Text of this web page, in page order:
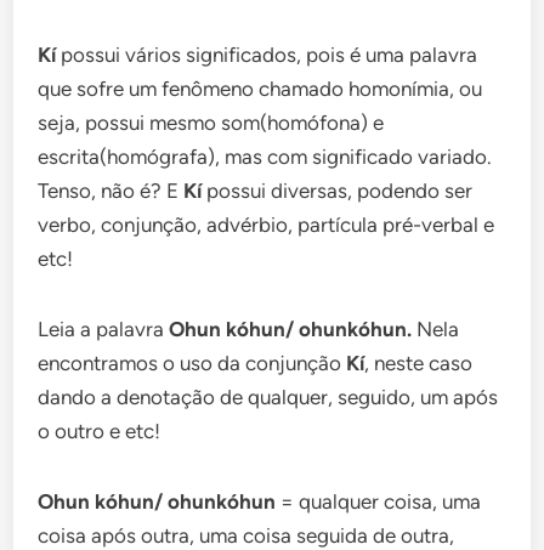
Kípossui vários significados, pois é uma palavra
que sofre um fenômeno chamado homonímia, ou
seja, possui mesmo som(homófona) e
escrita(homógrafa), mas com significado variado.
Tenso, não é? E Kípossui diversas, podendo ser
verbo, conjunção, advérbio, partícula pré-verbal e
etc!
Leia a palavraOhun kóhun/ ohunkóhun. Nela
encontramos o uso da conjunção Kí, neste caso
dando a denotação de qualquer, seguido, um após
o outro e etc!
Ohun kóhun/ ohunkóhun = qualquer coisa, uma
coisa após outra, uma coisa seguida de outra,